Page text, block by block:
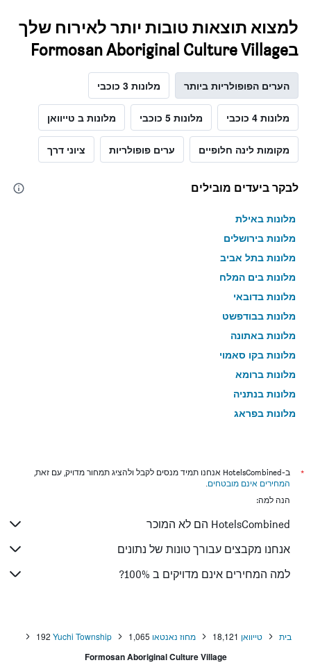
למצוא תוצאות טובות יותר לאירוח שלך
בFormosan Aboriginal Culture Village
הערים הפופולריות ביותר מלונות 3 כוכבי
מלונות 4 כוכבי מלונות 5 כוכבי מלונות ב טייוואן
מקומות לינה חלופיים ערים פופולריות ציוני דרך
לבקר ביעדים מובילים
מלונות באילת
מלונות בירושלים
מלונות בתל אביב
מלונות בים המלח
מלונות בדובאי
מלונות בבודפשט
מלונות באתונה
מלונות בקו סאמוי
מלונות ברומא
מלונות בנתניה
מלונות בפראג
מלונות בניו יורק
מלונות בבנגקוק
מלונות בבוקרשט
מלונות בפאפוס
מלונות בלימסול
*
ב-HotelsCombined אנחנו תמיד מנסים לקבל ולהציג תמחור מדויק, עם זאת,
המחירים אינם מובטחים.
הנה למה:
HotelsCombined הם לא המוכר
אנחנו מקבצים עבורך טונות של נתונים
למה המחירים אינם מדויקים ב 100%?
בית טייוואן 18,121 מחוז נאנטאו 1,065
Yuchi Township
192
Formosan Aboriginal Culture Village